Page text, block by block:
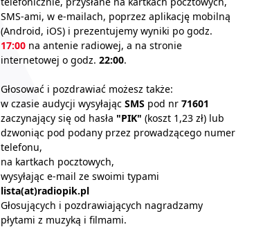
SMS-ami, w e-mailach, poprzez aplikację mobilną
(Android, iOS) i prezentujemy wyniki po godz.
17:00 na antenie radiowej, a na stronie
internetowej o godz. 22:00.
Głosować i pozdrawiać możesz także:
w czasie audycji wysyłając SMS pod nr 71601
zaczynający się od hasła "PIK" (koszt 1,23 zł) lub
dzwoniąc pod podany przez prowadzącego numer
telefonu,
na kartkach pocztowych,
wysyłając e-mail ze swoimi typami
lista(at)radiopik.pl
Głosujących i pozdrawiających nagradzamy
płytami z muzyką i filmami.